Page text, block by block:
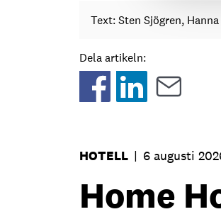
Text: Sten Sjögren,
Dela artikeln:
HOTELL | 6 augusti
Home